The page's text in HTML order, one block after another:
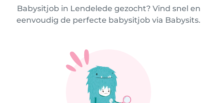
Babysitjob in Lendelede gezocht? Vind snel en
eenvoudig de perfecte babysitjob via Babysits.